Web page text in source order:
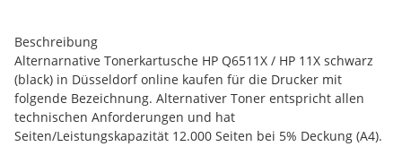
Beschreibung
Alternarnative Tonerkartusche HP Q6511X / HP 11X schwarz
(black) in Düsseldorf online kaufen für die Drucker mit
folgende Bezeichnung. Alternativer Toner entspricht allen
technischen Anforderungen und hat
Seiten/Leistungskapazität 12.000 Seiten bei 5% Deckung (A4).